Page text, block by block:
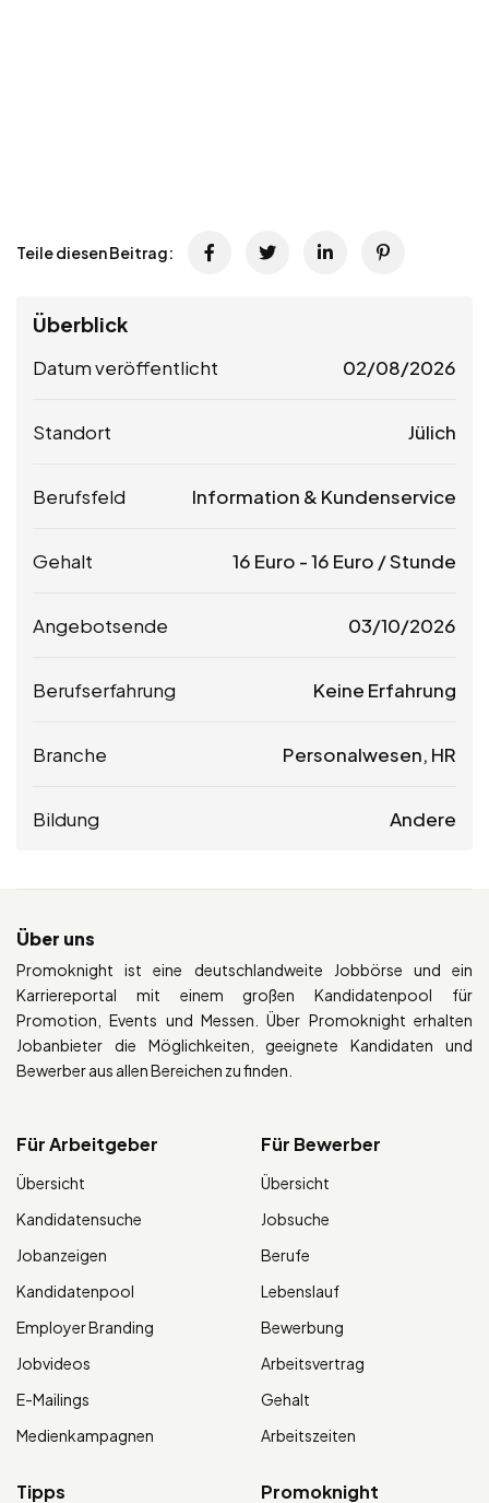
Teile diesen Beitrag:
Überblick
Datum veröffentlicht 02/08/2026
Standort Jülich
Berufsfeld Information & Kundenservice
Gehalt 16 Euro -16 Euro / Stunde
Angebotsende 03/10/2026
Berufserfahrung Keine Erfahrung
Branche Personalwesen, HR
Bildung Andere
Über uns
Promoknight ist eine deutschlandweite Jobbörse und ein
Karriereportal mit einem großen Kandidatenpool für
Promotion, Events und Messen. Über Promoknight erhalten
Jobanbieter die Möglichkeiten, geeignete Kandidaten und
Bewerber aus allen Bereichen zu finden.
Für Arbeitgeber
Übersicht
Kandidatensuche
Jobanzeigen
Kandidatenpool
Employer Branding
Jobvideos
E-Mailings
Medienkampagnen
Für Bewerber
Übersicht
Jobsuche
Berufe
Lebenslauf
Bewerbung
Arbeitsvertrag
Gehalt
Arbeitszeiten
Tipps Promoknight